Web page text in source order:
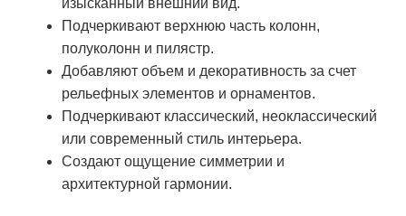
изысканный внешний вид.
Подчеркивают верхнюю часть колонн,
полуколонн и пилястр.
Добавляют объем и декоративность за счет
рельефных элементов и орнаментов.
Подчеркивают классический, неоклассический
или современный стиль интерьера.
Создают ощущение симметрии и
архитектурной гармонии.